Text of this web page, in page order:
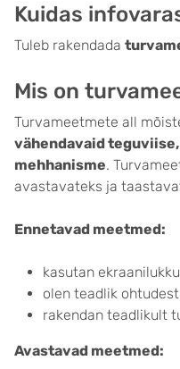
Kuidas
Tuleb rakendada
Mis on
Turvameetmete all
vähendavaid
mehhanisme.
avastavateks ja
Ennetavad meetmed:
kasutan
olen teadlik
rakendan teadlikult
Avastavad meetmed: